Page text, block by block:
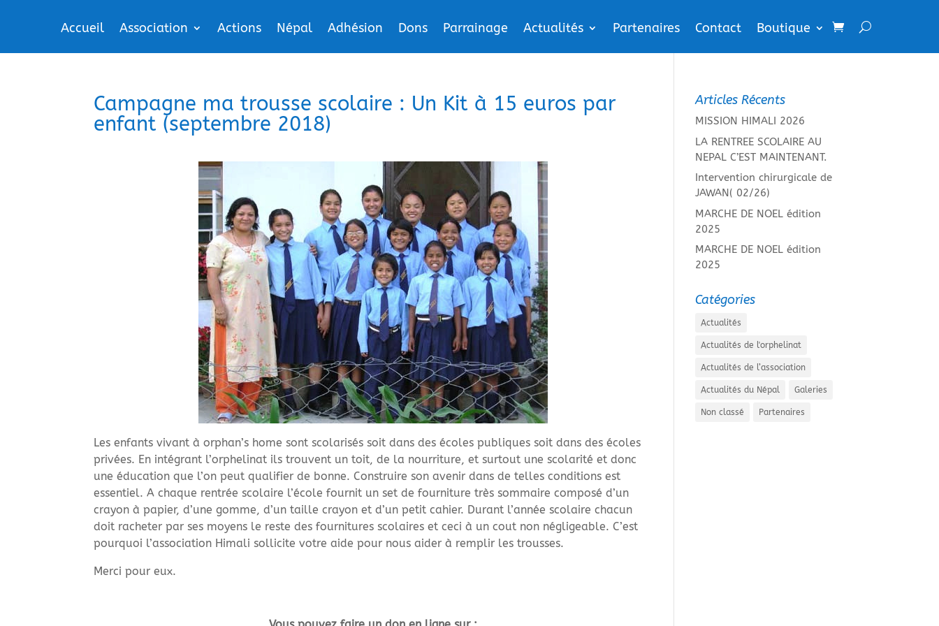
Accueil Association Actions Népal Adhésion Dons Parrainage Actualités Partenaires Contact Boutique
Campagne ma trousse scolaire : Un Kit à 15 euros par
enfant (septembre 2018)
Les enfants vivant à orphan’s home sont scolarisés soit dans des écoles publiques soit dans des écoles
privées. En intégrant l’orphelinat ils trouvent un toit, de la nourriture, et surtout une scolarité et donc
une éducation que l’on peut qualifier de bonne. Construire son avenir dans de telles conditions est
essentiel. A chaque rentrée scolaire l’école fournit un set de fourniture très sommaire composé d’un
crayon à papier, d’une gomme, d’un taille crayon et d’un petit cahier. Durant l’année scolaire chacun
doit racheter par ses moyens le reste des fournitures scolaires et ceci à un cout non négligeable. C’est
pourquoi l’association Himali sollicite votre aide pour nous aider à remplir les trousses.
Merci pour eux.
Articles Récents
MISSION HIMALI 2026
LA RENTREE SCOLAIRE AU
NEPAL C’EST MAINTENANT.
Intervention chirurgicale de
JAWAN( 02/26)
MARCHE DE NOEL édition
2025
MARCHE DE NOEL édition
2025
Catégories
Actualités
Actualités de l'orphelinat
Actualités de l’association
Actualités du Népal Galeries
Non classé Partenaires